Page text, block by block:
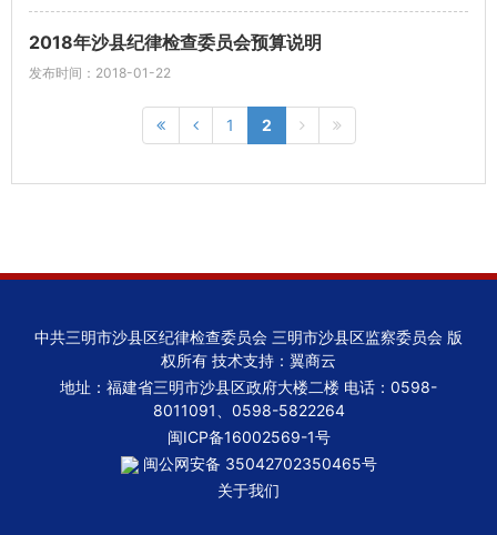
2018年沙县纪律检查委员会预算说明
发布时间：2018-01-22
1 2
中共三明市沙县区纪律检查委员会 三明市沙县区监察委员会 版
权所有 技术支持：翼商云
地址：福建省三明市沙县区政府大楼二楼 电话：0598-
8011091、0598-5822264
闽ICP备16002569-1号
闽公网安备 35042702350465号
关于我们